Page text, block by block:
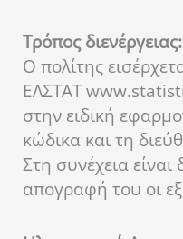
Τρόπος διενέργειας:
Ο πολίτης
ΕΛΣΤΑΤ
στην ειδική
κώδικα και τη
Στη συνέχεια είναι
απογραφή του οι